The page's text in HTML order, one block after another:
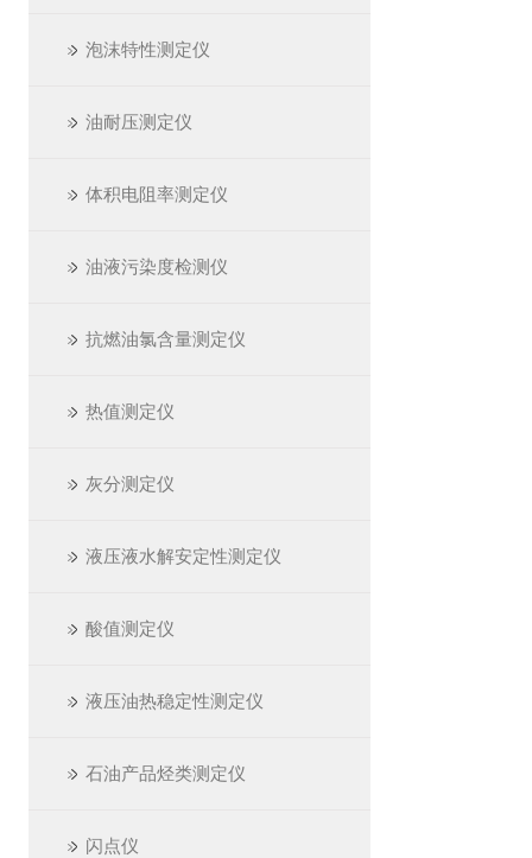
泡沫特性测定仪
油耐压测定仪
体积电阻率测定仪
油液污染度检测仪
抗燃油氯含量测定仪
热值测定仪
灰分测定仪
液压液水解安定性测定仪
酸值测定仪
液压油热稳定性测定仪
石油产品烃类测定仪
闪点仪